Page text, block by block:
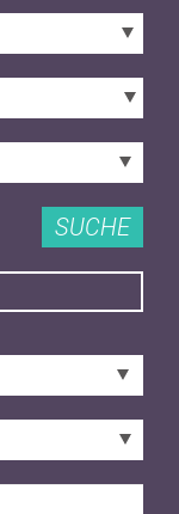
SUCHE